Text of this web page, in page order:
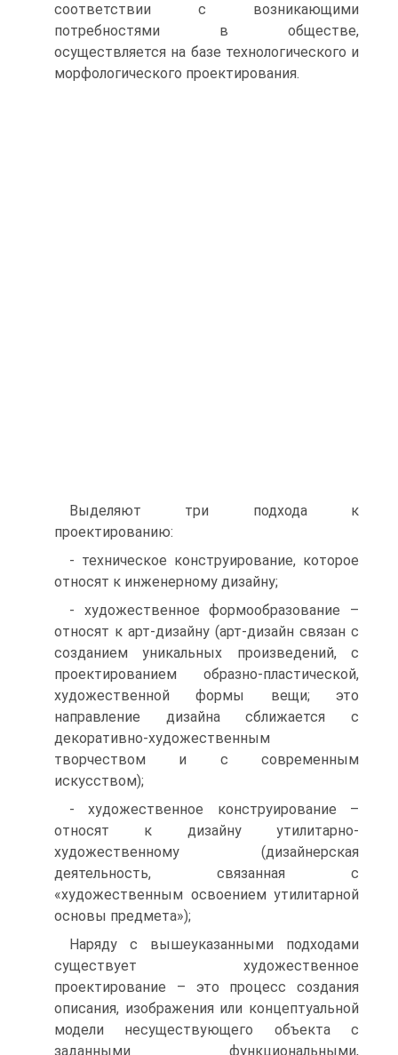
соответствии с возникающими
потребностями в обществе,
осуществляется на базе технологического и
морфологического проектирования.
Выделяют три подхода к
проектированию:
- техническое конструирование, котороe
относят к инженерному дизайну;
- художественное формообразование –
относят к арт-дизайну (арт-дизайн связан с
созданием уникальных произведений, с
проектированием образно-пластической,
художественной формы вещи; это
направление дизайна сближается с
декоративно-художественным
творчеством и с современным
искусством);
- художественное конструирование –
относят к дизайну утилитарно-
художественному (дизайнерская
деятельность, связанная с
«художественным освоением утилитарной
основы предмета»);
Наряду с вышеуказанными подходами
существует художественное
проектирование – это процесс создания
описания, изображения или концептуальной
модели несуществующего объекта с
заданными функциональными,